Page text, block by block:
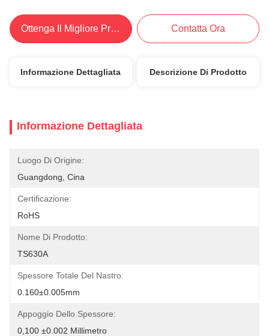
Ottenga Il Migliore Prezzo Contatta Ora
Informazione Dettagliata Descrizione Di Prodotto
Informazione Dettagliata
Luogo Di Origine:
Guangdong, Cina
Certificazione:
RoHS
Nome Di Prodotto:
TS630A
Spessore Totale Del Nastro:
0.160±0.005mm
Appoggio Dello Spessore:
0,100 ±0.002 Millimetro